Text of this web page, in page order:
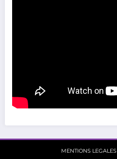
MENTIONS LEGALES